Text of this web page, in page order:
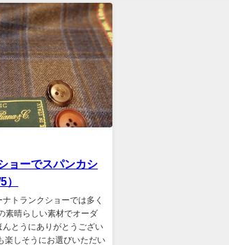
ョーでスパンカシ
）
トランクショーでは多く
素晴らしい素材でオーダ
んとうにありがとうござい
楽しそうにお選びいただい